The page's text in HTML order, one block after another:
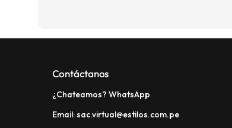
Contáctanos
¿Chateamos? WhatsApp
Email: sac.virtual@estilos.com.pe